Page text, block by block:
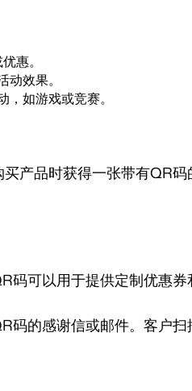
惠。
效果。
，如游戏或竞赛。
产品时获得一张带有QR
可以用于提供定制优惠券
的感谢信或邮件。客户扫